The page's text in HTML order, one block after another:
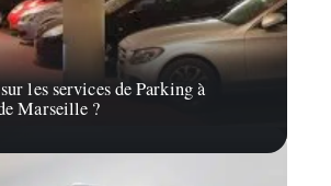
les services de Parking à
Marseille ?